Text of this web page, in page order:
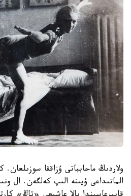
ولاردىڭ ماحابباتى ۇزاققا
الماتىداعى ۇيىنە الىپ كەلگەن. ال